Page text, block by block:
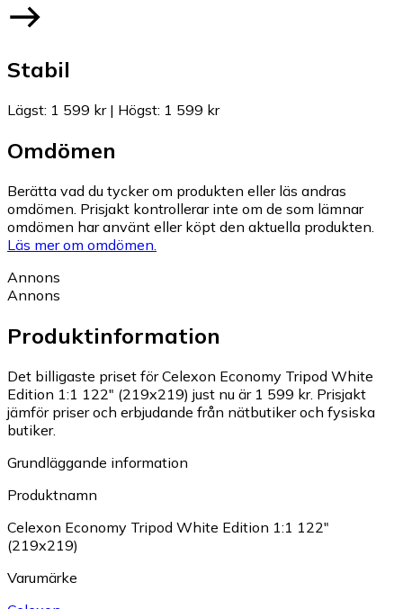
Stabil
Lägst: 1 599 kr| Högst: 1 599 kr
Omdömen
Berätta vad du tycker om produkten eller läs andras
omdömen. Prisjakt kontrollerar inte om de som lämnar
omdömen har använt eller köpt den aktuella produkten.
Läs mer om omdömen.
Annons
Annons
Produktinformation
Det billigaste priset för Celexon Economy Tripod White
Edition 1:1 122" (219x219) just nu är 1 599 kr. Prisjakt
jämför priser och erbjudande från nätbutiker och fysiska
butiker.
Grundläggande information
Produktnamn
Celexon Economy Tripod White Edition 1:1 122"
(219x219)
Varumärke